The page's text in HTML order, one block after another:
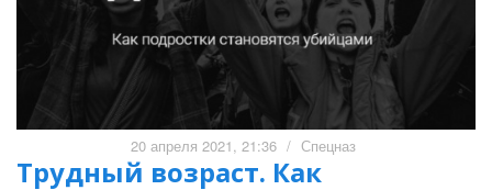
20 апреля 2021, 21:36 / Спецназ
Трудный возраст. Как